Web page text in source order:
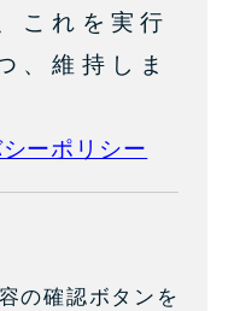
これを実行
、維持しま
ーポリシー
の確認ボタンを